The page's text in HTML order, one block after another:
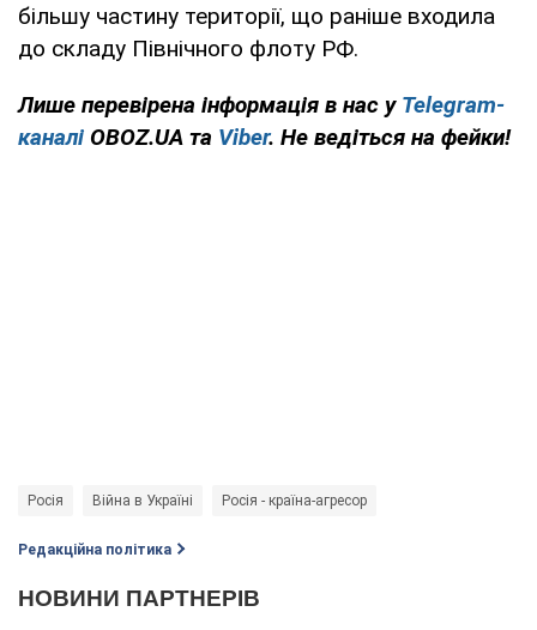
більшу частину території, що раніше входила
до складу Північного флоту РФ.
Лише перевірена інформація в нас у Telegram-
каналі OBOZ.UA та Viber. Не ведіться на фейки!
Росія Війна в Україні Росія - країна-агресор
Редакційна політика